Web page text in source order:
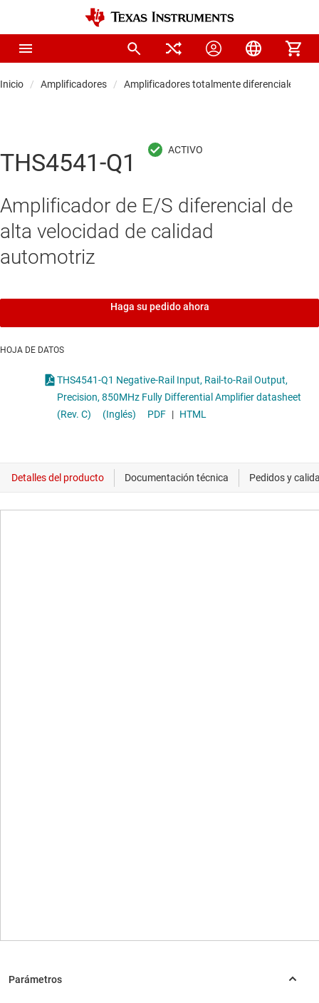
Inicio Amplificadores Amplificadores totalmente diferenciales
THS4541-Q1
Amplificador de E/S diferencial de
alta velocidad de calidad
automotriz
Haga su pedido ahora
HOJA DE DATOS
THS4541-Q1 Negative-Rail Input, Rail-to-Rail Output,
Precision, 850MHz Fully Differential Amplifier datasheet
(Rev. C)
(Inglés) PDF | HTML